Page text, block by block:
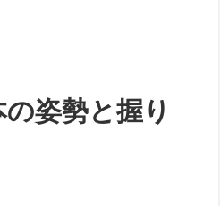
姿勢と握り